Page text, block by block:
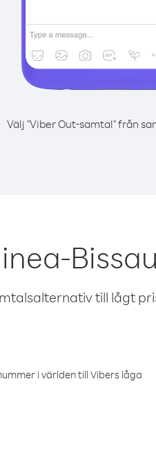
Välj "Viber Out-samtal" från
Bissau
till lågt
i världen till Vibers låga